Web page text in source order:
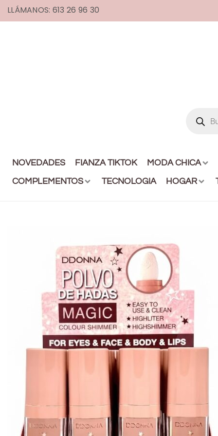
LLÁMANOS: 613 26 96 30
NOVEDADES FIANZA TIKTOK
MODA CHICA
COMPLEMENTOS
TECNOLOGIA HOGAR